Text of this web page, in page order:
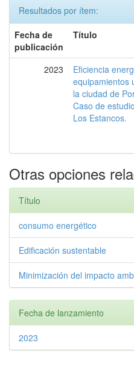
Resultados por ítem:
Fecha de
publicación
Título
2023
Eficiencia
equipamientos
la ciudad de
Caso de
Los Estancos.
Otras opciones
Título
consumo energético
Edificación sustentable
Minimización del impacto
Fecha de lanzamiento
2023